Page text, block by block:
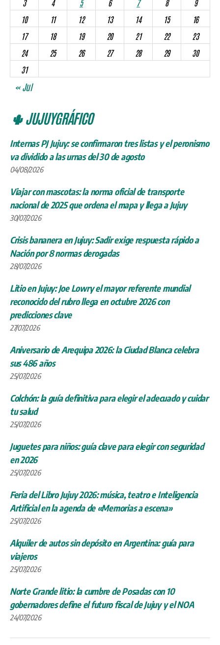
3
4 5 6 7 8
9
10
11 12 13 14 15
16
17
18 19 20 21 22
23
24
25 26 27 28 29
30
31
« Jul
🌵 JUJUYGRÁFICO
Internas PJ Jujuy: se confirmaron tres listas y el peronismo
va dividido a las urnas del 30 de agosto
04/08/2026
Viajar con mascotas: la norma oficial de transporte
nacional de 2025 que ordena el mapa y llega a Jujuy
30/07/2026
Crisis bananera en Jujuy: Sadir exige respuesta rápido a
Nación por 8 normas derogadas
28/07/2026
Litio en Jujuy: Joe Lowry el mayor referente mundial
reconocido del rubro llega en octubre 2026 con
predicciones clave
27/07/2026
Aniversario de Arequipa 2026: la Ciudad Blanca celebra
sus 486 años
25/07/2026
Colchón: la guía definitiva para elegir el adecuado y cuidar
tu salud
25/07/2026
Juguetes para niños: guía clave para elegir con seguridad
en 2026
25/07/2026
Feria del Libro Jujuy 2026: música, teatro e Inteligencia
Artificial en la agenda de «Memorias a escena»
25/07/2026
Alquiler de autos sin depósito en Argentina: guía para
viajeros
25/07/2026
Norte Grande litio: la cumbre de Posadas con 10
gobernadores define el futuro fiscal de Jujuy y el NOA
24/07/2026